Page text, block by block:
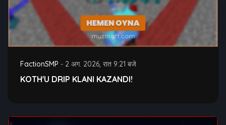
FactionSMP - 2 अग. 2026, रात 9:21 बजे
KOTH'U DRIP KLANI KAZANDI!